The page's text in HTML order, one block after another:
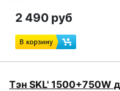
2 490 руб
Тэн SKL' 1500+750W